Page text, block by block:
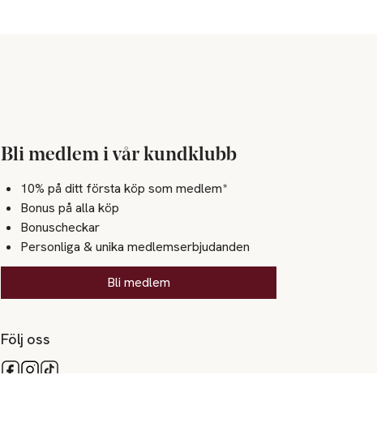
Bli medlem i vår kundklubb
10% på ditt första köp som medlem*
Bonus på alla köp
Bonuscheckar
Personliga & unika medlemserbjudanden
Bli medlem
Följ oss